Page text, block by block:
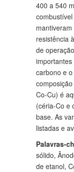
400 a 540
resistência
de
carbono e
Co-Cu) é
(céria-Co e
base. As
listadas e
Palavras-
sólido,
de etanol,